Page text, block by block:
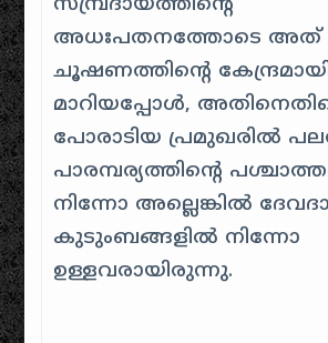
അധഃപതനത്തോടെ അത്
ചൂഷണത്തിന്റെ
മാറിയപ്പോൾ,
പോരാടിയ പ്രമുഖരിൽ
പാരമ്പര്യത്തിന്റെ
നിന്നോ അല്ലെങ്കിൽ
കുടുംബങ്ങളിൽ നിന്നോ
ഉള്ളവരായിരുന്നു.